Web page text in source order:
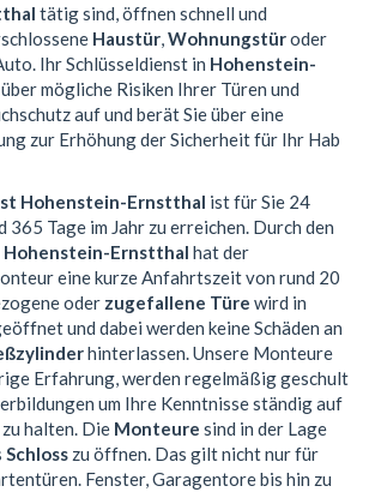
tätig sind, öffnen schnell und
Haustür,Wohnungstüroder
Ihr Schlüsseldienst in Hohenstein-
mögliche Risiken Ihrer Türen und
auf und berät Sie über eine
zur Erhöhung der Sicherheit für Ihr Hab
Hohenstein-Ernstthal ist für Sie 24
365 Tage im Jahr zu erreichen. Durch den
Hohenstein-Ernstthal hat der
eine kurze Anfahrtszeit von rund 20
oder zugefallene Türe wird in
und dabei werden keine Schäden an
hinterlassen. Unsere Monteure
Erfahrung, werden regelmäßig geschult
um Ihre Kenntnisse ständig auf
halten. Die Monteure sind in der Lage
Schloss zu öffnen. Das gilt nicht nur für
Fenster, Garagentore bis hin zu